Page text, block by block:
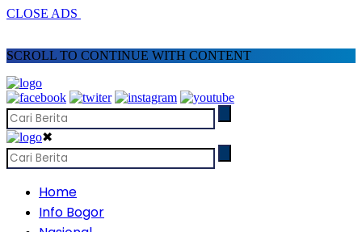
CLOSE ADS
SCROLL TO CONTINUE WITH CONTENT
✖
Home
Info Bogor